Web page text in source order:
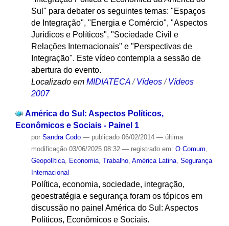
Sul" para debater os seguintes temas: "Espaços
de Integração", "Energia e Comércio", "Aspectos
Jurídicos e Políticos", "Sociedade Civil e
Relações Internacionais" e "Perspectivas de
Integração". Este vídeo contempla a sessão de
abertura do evento.
Localizado em MIDIATECA /Vídeos /Vídeos
2007
América do Sul: Aspectos Políticos,
Econômicos e Sociais - Painel 1
por Sandra Codo — publicado06/02/2014 — última
modificação03/06/2025 08:32 — registrado em: O Comum
Geopolítica, Economia, Trabalho, América Latina, Segurança
Internacional
Política, economia, sociedade, integração,
geoestratégia e segurança foram os tópicos em
discussão no painel América do Sul: Aspectos
Políticos, Econômicos e Sociais.